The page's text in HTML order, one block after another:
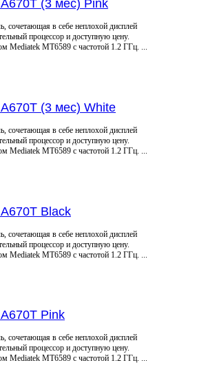
(3 мес) Pink
сочетающая в себе неплохой дисплей
процессор и доступную цену.
Mediatek MT6589 с частотой 1.2 ГГц. ...
(3 мес) White
сочетающая в себе неплохой дисплей
процессор и доступную цену.
Mediatek MT6589 с частотой 1.2 ГГц. ...
Black
сочетающая в себе неплохой дисплей
процессор и доступную цену.
Mediatek MT6589 с частотой 1.2 ГГц. ...
Pink
сочетающая в себе неплохой дисплей
процессор и доступную цену.
Mediatek MT6589 с частотой 1.2 ГГц. ...